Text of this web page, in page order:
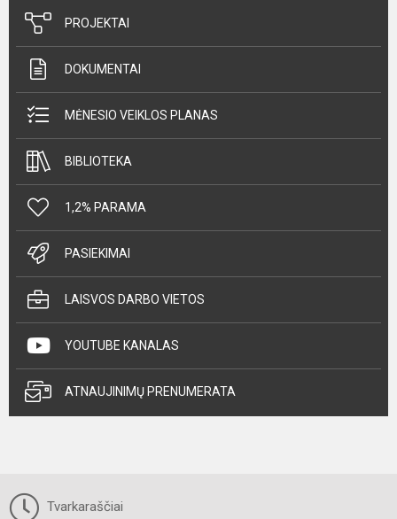
PROJEKTAI
DOKUMENTAI
MĖNESIO VEIKLOS PLANAS
BIBLIOTEKA
1,2% PARAMA
PASIEKIMAI
LAISVOS DARBO VIETOS
YOUTUBE KANALAS
ATNAUJINIMŲ PRENUMERATA
Tvarkaraščiai